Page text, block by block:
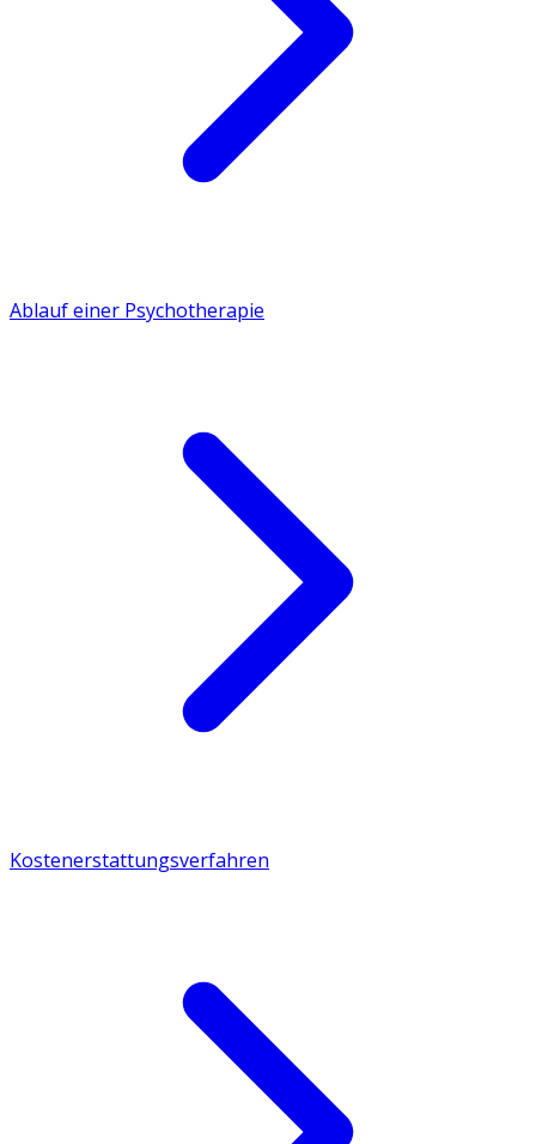
Ablauf einer Psychotherapie
Kostenerstattungsverfahren